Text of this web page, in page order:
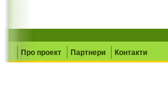
Про проект Партнери Контакти